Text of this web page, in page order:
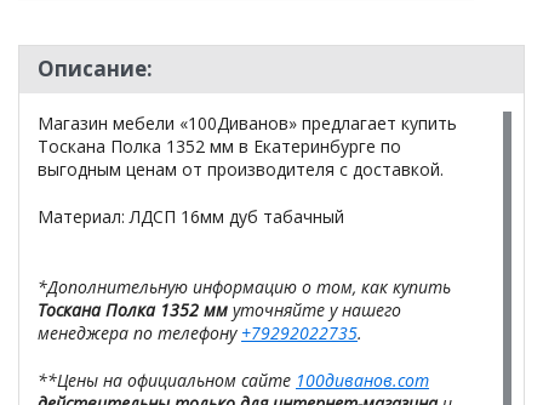
Описание:
Магазин мебели «100Диванов» предлагает купить
Тоскана Полка 1352 мм в Екатеринбурге по
выгодным ценам от производителя с доставкой.
Материал: ЛДСП 16мм дуб табачный
*Дополнительную информацию о том, как купить
Тоскана Полка 1352 мм уточняйте у нашего
менеджера по телефону +79292022735.
**Цены на официальном сайте 100диванов.com